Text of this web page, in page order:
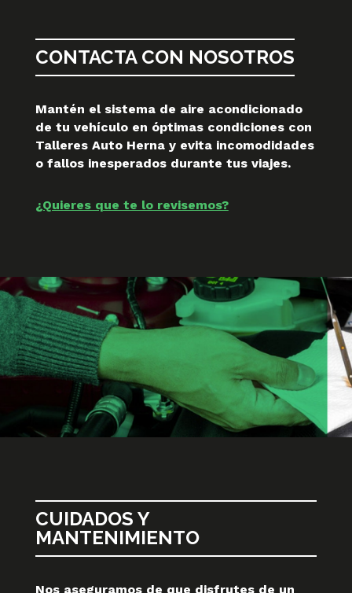
CONTACTA CON NOSOTROS
Mantén el sistema de aire acondicionado
de tu vehículo en óptimas condiciones con
Talleres Auto Herna y evita incomodidades
o fallos inesperados durante tus viajes.
¿Quieres que te lo revisemos?
CUIDADOS Y
MANTENIMIENTO
Nos aseguramos de que disfrutes de un